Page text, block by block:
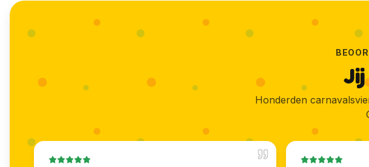
Jij
Honderden